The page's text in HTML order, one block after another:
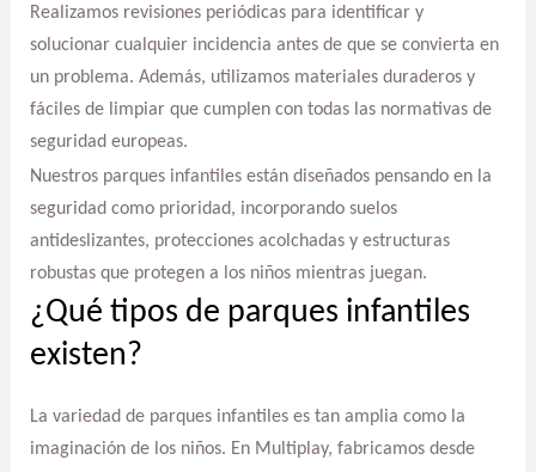
Realizamos revisiones periódicas para identificar y
solucionar cualquier incidencia antes de que se convierta en
un problema. Además, utilizamos materiales duraderos y
fáciles de limpiar que cumplen con todas las normativas de
seguridad europeas.
Nuestros parques infantiles están diseñados pensando en la
seguridad como prioridad, incorporando suelos
antideslizantes, protecciones acolchadas y estructuras
robustas que protegen a los niños mientras juegan.
¿Qué tipos de parques infantiles
existen?
La variedad de parques infantiles es tan amplia como la
imaginación de los niños. En Multiplay, fabricamos desde